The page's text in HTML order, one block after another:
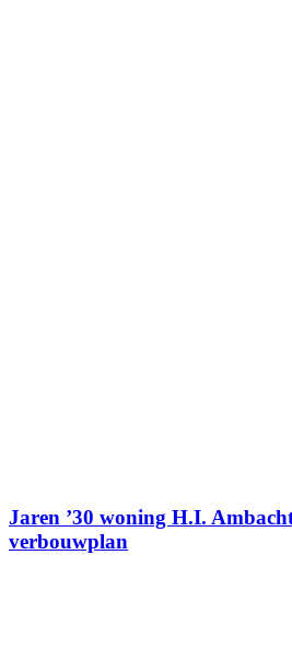
Jaren ’30 woning H.I.
verbouwplan